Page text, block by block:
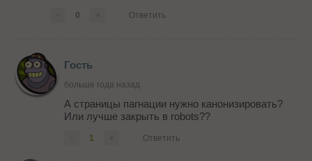
0 Ответить
Гость
больше года назад
А страницы пагнации нужно канонизировать?
Или лучше закрыть в robots??
1 Ответить